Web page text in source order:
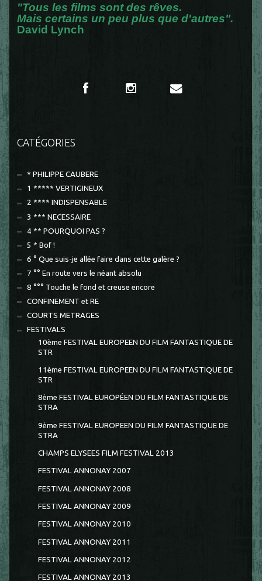
"Tous les films sont des rêves.
Mais certains un peu plus que d'autres".
David Lynch
CATÉGORIES
* PHILIPPE CAUBERE
1 ***** VERTIGINEUX
2 **** INDISPENSABLE
3 *** NECESSAIRE
4 ** POURQUOI PAS ?
5 * Bof !
6 ° Que suis-je allée faire dans cette galère ?
7 °° En route vers le néant absolu
8 °°° Touche le fond et creuse encore
CONFINEMENT et RE
COURTS METRAGES
FESTIVALS
10ème FESTIVAL EUROPEEN DU FILM FANTASTIQUE DE
STR
11ème FESTIVAL EUROPEEN DU FILM FANTASTIQUE DE
STR
8ème FESTIVAL EUROPÉEN DU FILM FANTASTIQUE DE
STRA
9ème FESTIVAL EUROPEEN DU FILM FANTASTIQUE DE
STRA
CHAMPS ELYSEES FILM FESTIVAL 2013
FESTIVAL ANNONAY 2007
FESTIVAL ANNONAY 2008
FESTIVAL ANNONAY 2009
FESTIVAL ANNONAY 2010
FESTIVAL ANNONAY 2011
FESTIVAL ANNONAY 2012
FESTIVAL ANNONAY 2013